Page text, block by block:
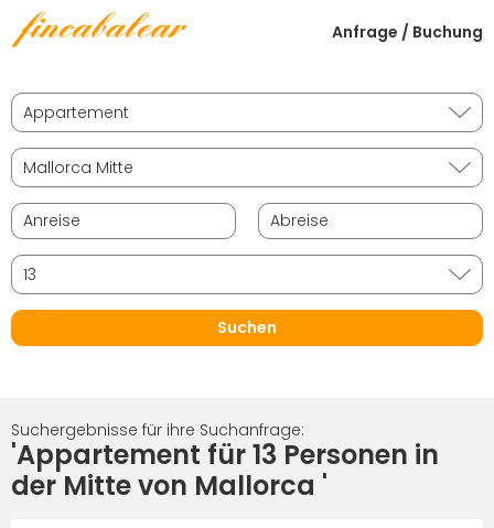
Anfrage / Buchung
Suchergebnisse für ihre Suchanfrage:
'Appartement für 13 Personen in
der Mitte von Mallorca '